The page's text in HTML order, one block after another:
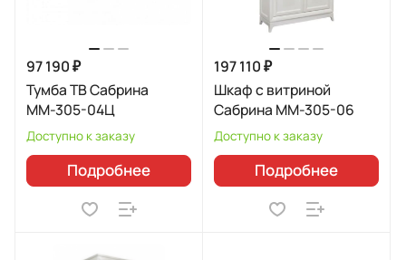
97 190 ₽
Тумба ТВ Сабрина
ММ-305-04Ц
Доступно к заказу
Подробнее
197 110 ₽
Шкаф с витриной
Сабрина ММ-305-06
Доступно к заказу
Подробнее